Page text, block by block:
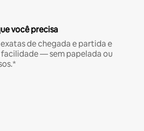
você precisa
de chegada e partida e
— sem papelada ou